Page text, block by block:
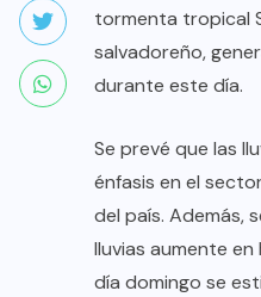
tormenta tropical
salvadoreño,
durante este día.
Se prevé que las
énfasis en el
del país. Además,
lluvias aumente
día domingo se